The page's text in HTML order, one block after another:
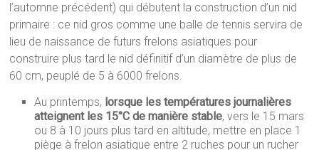
l’automne précédent) qui débutent la construction d’un nid
primaire : ce nid gros comme une balle de tennis servira de
lieu de naissance de futurs frelons asiatiques pour
construire plus tard le nid définitif d’un diamètre de plus de
60 cm, peuplé de 5 à 6000 frelons.
Au printemps, lorsque les températures journalières
atteignent les 15°C de manière stable, vers le 15 mars
ou 8 à 10 jours plus tard en altitude, mettre en place 1
piège à frelon asiatique entre 2 ruches pour un rucher